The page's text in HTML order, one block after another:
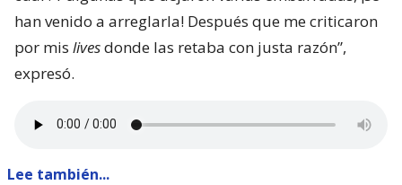
han venido a arreglarla! Después que me criticaron
por mis livesdonde las retaba con justa razón”,
expresó.
Lee también...